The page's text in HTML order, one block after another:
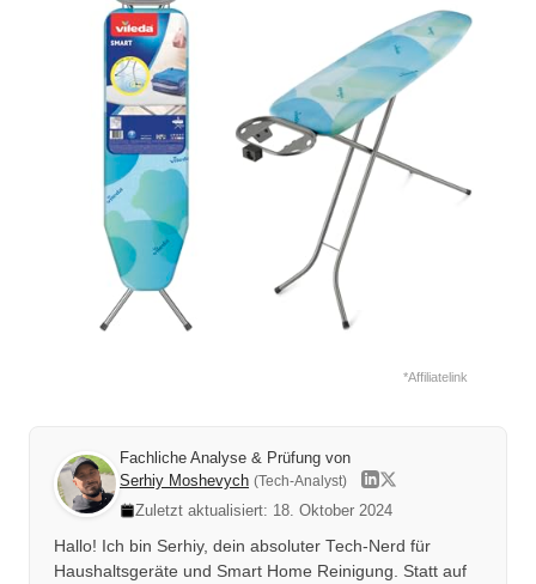
*Affiliatelink
Fachliche Analyse & Prüfung von
Serhiy Moshevych (Tech-Analyst)
Zuletzt aktualisiert: 18. Oktober 2024
Hallo! Ich bin Serhiy, dein absoluter Tech-Nerd für
Haushaltsgeräte und Smart Home Reinigung. Statt auf